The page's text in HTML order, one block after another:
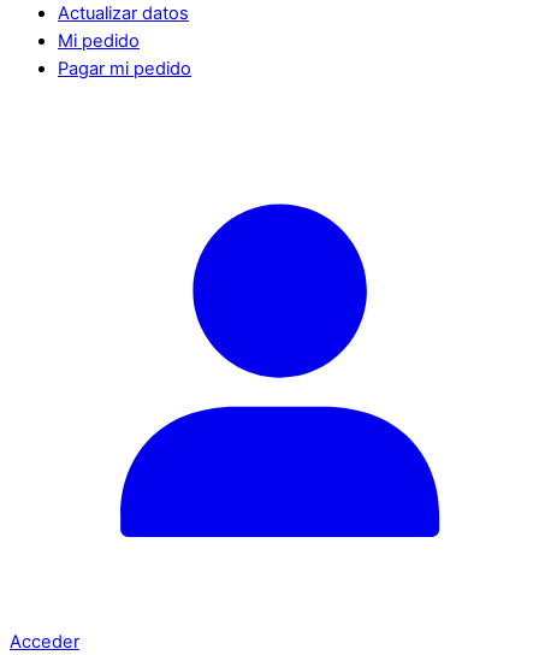
Actualizar datos
Mi pedido
Pagar mi pedido
Acceder